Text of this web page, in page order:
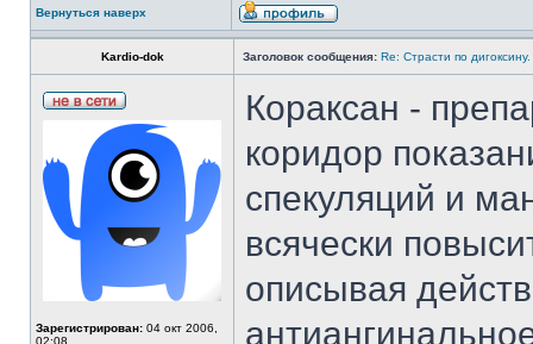
Вернуться наверх
Kardio-dok Заголовок сообщения: Re: Страсти по дигоксину.
Зарегистрирован: 04 окт 2006,
02:08
Кораксан -
коридор
спекуляций и
всячески
описывая